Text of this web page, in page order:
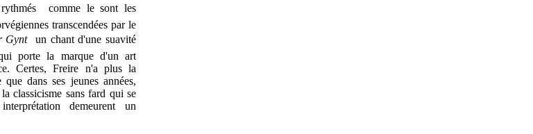
 comme le sont les
transcendées par le
Gynt un chant d'une suavité
porte la marque d'un art
Certes, Freire n'a plus la
que dans ses jeunes années,
classicisme sans fard qui se
demeurent un